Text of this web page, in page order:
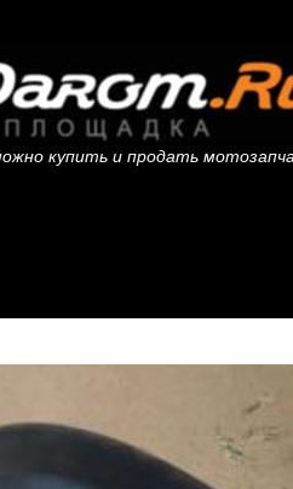
купить и продать